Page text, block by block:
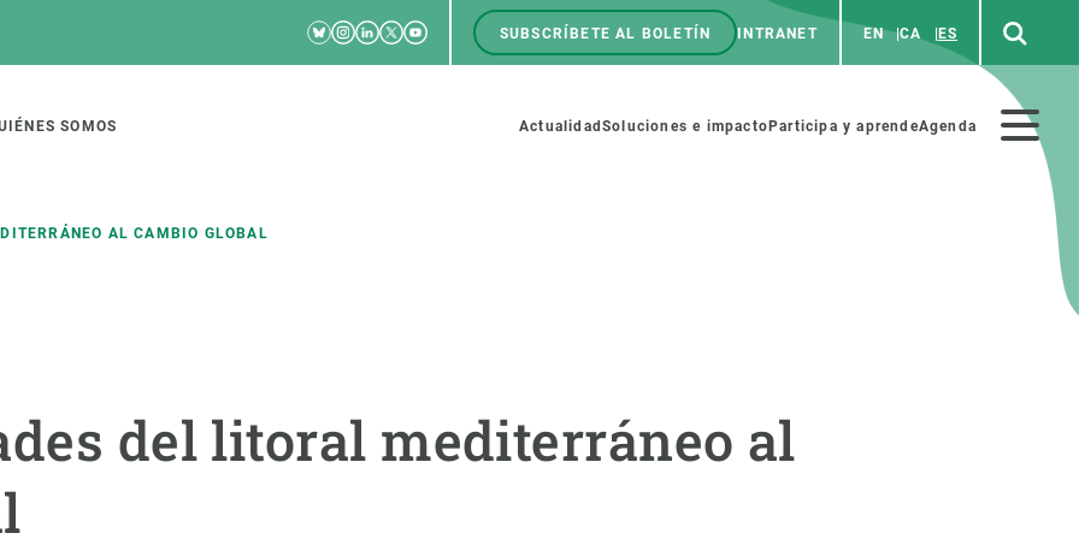
RRSS
Bluesky
Instagram
Linkedin
TwitterYoutube
Menú
top
SUBSCRÍBETE AL BOLETÍN INTRANET EN CA ES
SOMOS
Menú
Actualidad Soluciones e impacto Participa y aprendeAgenda
AL CAMBIO GLOBAL
del litoral mediterráneo al
de ecosistemas
Soluciones Estrategia de Recursos Humanos